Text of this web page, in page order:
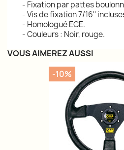
- Fixation par pattes
- Vis de fixation 7/16''
- Homologué ECE.
- Couleurs : Noir, rouge.
VOUS AIMEREZ AUSSI
-10%